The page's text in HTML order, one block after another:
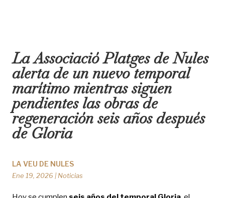
La Associació Platges de Nules
alerta de un nuevo temporal
marítimo mientras siguen
pendientes las obras de
regeneración seis años después
de Gloria
LA VEU DE NULES
Ene 19, 2026 | Noticias